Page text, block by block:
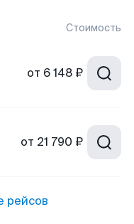
Стоимость
от 6 148 ₽
от 21 790 ₽
рейсов